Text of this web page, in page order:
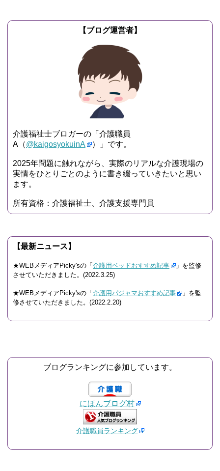
【ブログ運営者】
介護福祉士ブロガーの「介護職員
A（@kaigosyokuinA ）」です。
2025年問題に触れながら、実際のリアルな介護現場の
実情をひとりごとのように書き綴っていきたいと思い
ます。
所有資格：介護福祉士、介護支援専門員
【最新ニュース】
★WEBメディアPicky'sの「 介護用ベッドおすすめ記事
」を監修
させていただきました。(2022.3.25)
★WEBメディアPicky'sの「 介護用パジャマおすすめ記事
」を監
修させていただきました。(2022.2.20)
ブログランキングに参加しています。
にほんブログ村
介護職員ランキング